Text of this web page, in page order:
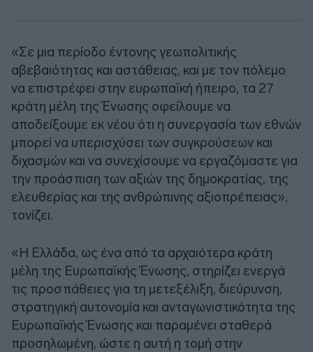
«Σε μια περίοδο έντονης γεωπολιτικής
αβεβαιότητας και αστάθειας, και με τον πόλεμο
να επιστρέφει στην ευρωπαϊκή ήπειρο, τα 27
κράτη μέλη της Ένωσης οφείλουμε να
αποδείξουμε εκ νέου ότι η συνεργασία των εθνών
μπορεί να υπερισχύσει των συγκρούσεων και
διχασμών και να συνεχίσουμε να εργαζόμαστε για
την προάσπιση των αξιών της δημοκρατίας, της
ελευθερίας και της ανθρώπινης αξιοπρέπειας»,
τονίζει.
«Η Ελλάδα, ως ένα από τα αρχαιότερα κράτη
μέλη της Ευρωπαϊκής Ένωσης, στηρίζει ενεργά
τις προσπάθειες για τη μετεξέλιξη, διεύρυνση,
στρατηγική αυτονομία και ανταγωνιστικότητα της
Ευρωπαϊκής Ένωσης και παραμένει σταθερά
προσηλωμένη, ώστε η αυτή η τομή στην